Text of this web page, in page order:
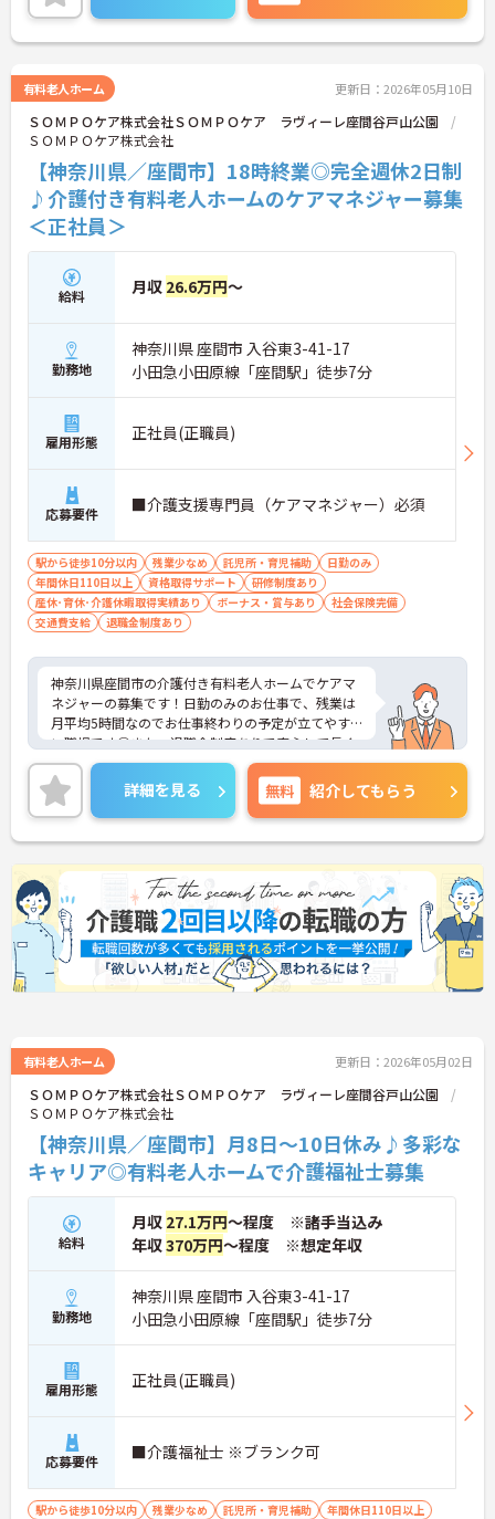
有料老人ホーム 更新日：2026年05月10日
ＳＯＭＰＯケア株式会社ＳＯＭＰＯケア ラヴィーレ座間谷戸山公園
ＳＯＭＰＯケア株式会社
【神奈川県／座間市】18時終業◎完全週休2日制
♪介護付き有料老人ホームのケアマネジャー募集
＜正社員＞
給料 月収 26.6万円～
勤務地
神奈川県 座間市 入谷東3-41-17
小田急小田原線「座間駅」徒歩7分
雇用形態 正社員(正職員)
応募要件 ■介護支援専門員（ケアマネジャー）必須
駅から徒歩10分以内 残業少なめ 託児所・育児補助
日勤のみ
年間休日110日以上
資格取得サポート
研修制度あり
産休･育休･介護休暇取得実績あり
ボーナス・賞与あり
社会保険完備
交通費支給
退職金制度あり
神奈川県座間市の介護付き有料老人ホームでケアマ
ネジャーの募集です！日勤のみのお仕事で、残業は
月平均5時間なのでお仕事終わりの予定が立てやす
い職場です◎また、退職金制度ありで安心して長く
働きやすい環境が整っています♪ご興味のある方は
面接ポイントをお伝えしますので、お気軽にご連絡
ください！
詳細を見る 無料 紹介してもらう
有料老人ホーム 更新日：2026年05月02日
ＳＯＭＰＯケア株式会社ＳＯＭＰＯケア ラヴィーレ座間谷戸山公園
ＳＯＭＰＯケア株式会社
【神奈川県／座間市】月8日～10日休み♪多彩な
キャリア◎有料老人ホームで介護福祉士募集
給料
月収 27.1万円～程度 ※諸手当込み
年収370万円～程度 ※想定年収
勤務地
神奈川県 座間市 入谷東3-41-17
小田急小田原線「座間駅」徒歩7分
雇用形態 正社員(正職員)
応募要件 ■介護福祉士 ※ブランク可
駅から徒歩10分以内 残業少なめ 託児所・育児補助
年間休日110日以上